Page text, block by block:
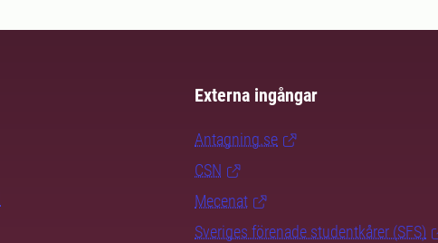
Externa ingångar
Antagning.se
CSN
Mecenat
Sveriges förenade studentkårer (SFS)